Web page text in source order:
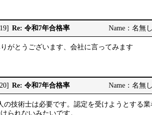
Re: 令和7年合格率 Name：名無
がとうございます、会社に言ってみます
Re: 令和7年合格率 Name：名無
の技術士は必要です。認定を受けようとする
られないみたいです。